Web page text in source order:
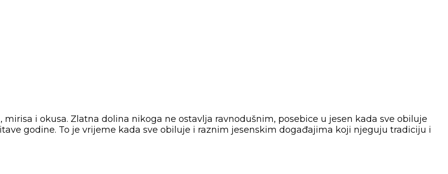
mirisa i okusa. Zlatna dolina nikoga ne ostavlja ravnodušnim, posebice u jesen kada sve obiluje
godine. To je vrijeme kada sve obiluje i raznim jesenskim događajima koji njeguju tradiciju i